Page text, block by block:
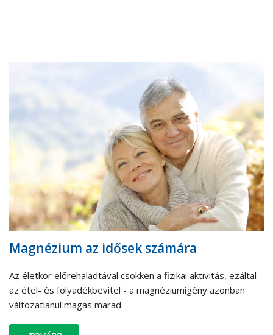
Magnézium az idősek számára
Az életkor előrehaladtával csökken a fizikai aktivitás, ezáltal
az étel- és folyadékbevitel - a magnéziumigény azonban
változatlanul magas marad.